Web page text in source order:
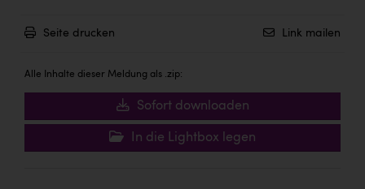
Seite drucken Link mailen
Alle Inhalte dieser Meldung als .zip:
Sofort downloaden
In die Lightbox legen